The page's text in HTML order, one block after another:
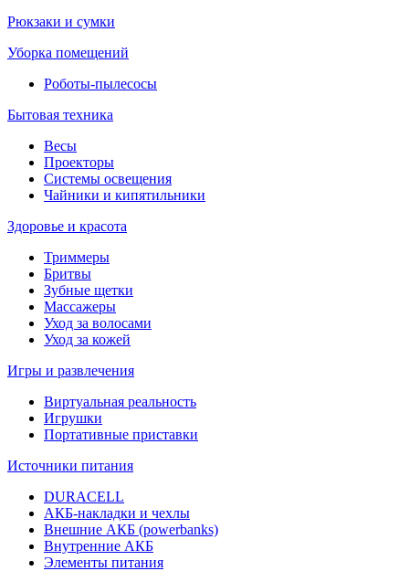
Рюкзаки и сумки
Уборка помещений
Роботы-пылесосы
Бытовая техника
Весы
Проекторы
Системы освещения
Чайники и кипятильники
Здоровье и красота
Триммеры
Бритвы
Зубные щетки
Массажеры
Уход за волосами
Уход за кожей
Игры и развлечения
Виртуальная реальность
Игрушки
Портативные приставки
Источники питания
DURACELL
АКБ-накладки и чехлы
Внешние АКБ (powerbanks)
Внутренние АКБ
Элементы питания